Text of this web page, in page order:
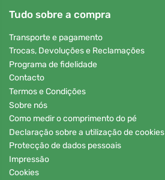
Tudo sobre a compra
Transporte e pagamento
Trocas, Devoluções e Reclamações
Programa de fidelidade
Contacto
Termos e Condições
Sobre nós
Como medir o comprimento do pé
Declaração sobre a utilização de cookies
Protecção de dados pessoais
Impressão
Cookies